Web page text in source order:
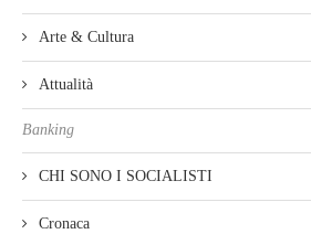
Arte & Cultura
Attualità
Banking
CHI SONO I SOCIALISTI
Cronaca